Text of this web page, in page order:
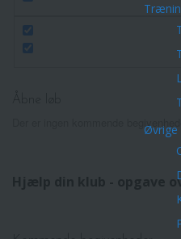
Øvrige
Der er ingen kommende
Hjælp din klub - opgave